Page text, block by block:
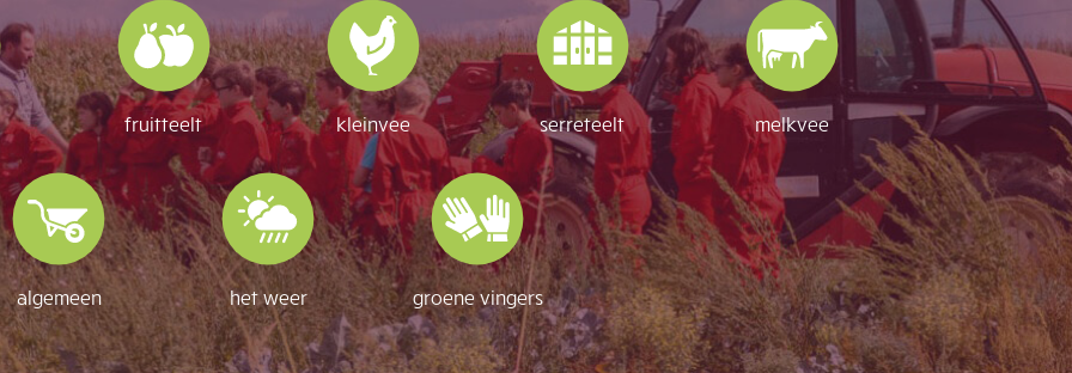
fruitteelt kleinvee serreteelt melkvee
algemeen het weer groene vingers